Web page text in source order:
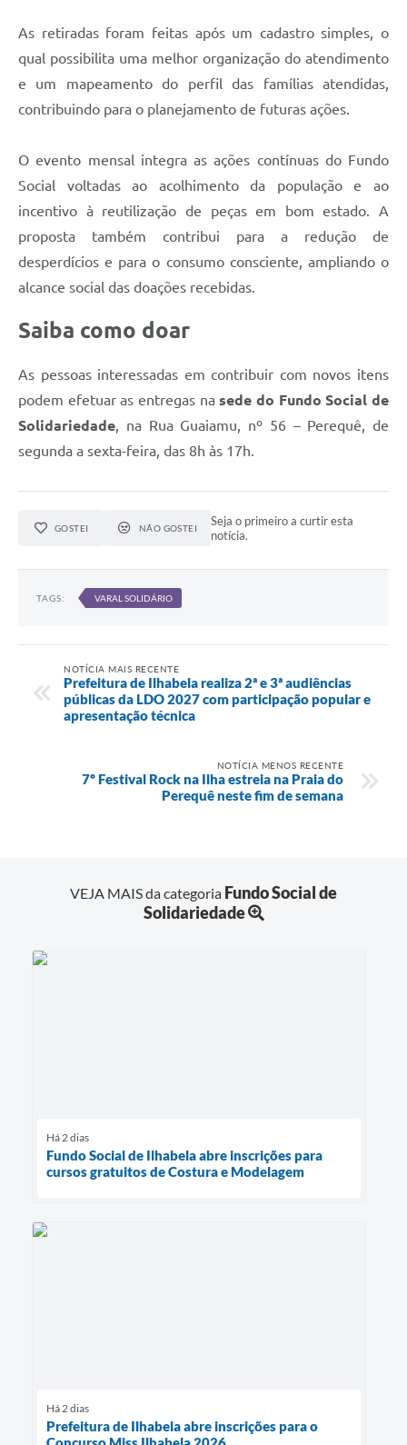
As retiradas foram feitas após um cadastro simples, o
qual possibilita uma melhor organização do atendimento
e um mapeamento do perfil das famílias atendidas,
contribuindo para o planejamento de futuras ações.
O evento mensal integra as ações contínuas do Fundo
Social voltadas ao acolhimento da população e ao
incentivo à reutilização de peças em bom estado. A
proposta também contribui para a redução de
desperdícios e para o consumo consciente, ampliando o
alcance social das doações recebidas.
Saiba como doar
As pessoas interessadas em contribuir com novos itens
podem efetuar as entregas nasede do Fundo Social de
Solidariedade, na Rua Guaiamu, nº 56 – Perequê, de
segunda a sexta-feira, das 8h às 17h.
GOSTEI NÃO GOSTEI
Seja o primeiro a curtir esta
notícia.
TAGS: VARAL SOLIDÁRIO
NOTÍCIA MAIS RECENTE
Prefeitura de Ilhabela realiza 2ª e 3ª audiências
públicas da LDO 2027 com participação popular e
apresentação técnica
NOTÍCIA MENOS RECENTE
7º Festival Rock na Ilha estreia na Praia do
Perequê neste fim de semana
VEJA MAIS da categoria Fundo Social de
Solidariedade
Há 2 dias
Fundo Social de Ilhabela abre inscrições para
cursos gratuitos de Costura e Modelagem
Há 2 dias
Prefeitura de Ilhabela abre inscrições para o